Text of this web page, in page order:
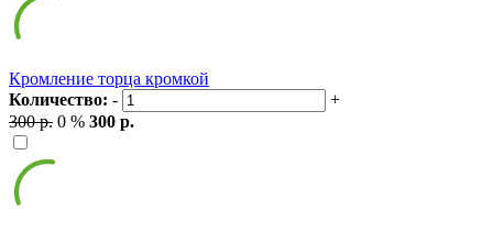
Кромление торца кромкой
Количество: -
+
300 р. 0 % 300 р.